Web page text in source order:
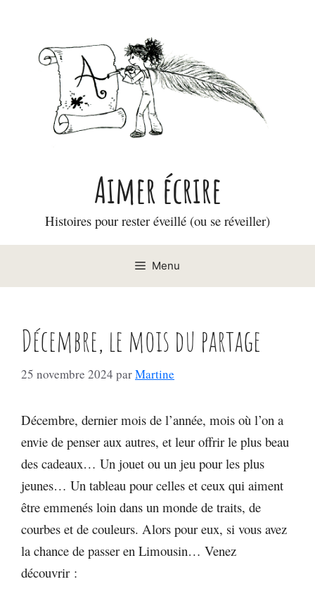
Aimer écrire
Histoires pour rester éveillé (ou se réveiller)
Menu
Décembre, le mois du partage
25 novembre 2024 parMartine
Décembre, dernier mois de l’année, mois où l’on a
envie de penser aux autres, et leur offrir le plus beau
des cadeaux… Un jouet ou un jeu pour les plus
jeunes… Un tableau pour celles et ceux qui aiment
être emmenés loin dans un monde de traits, de
courbes et de couleurs. Alors pour eux, si vous avez
la chance de passer en Limousin… Venez
découvrir :